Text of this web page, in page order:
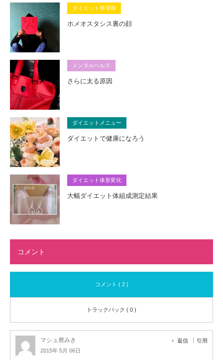
ダイエット停滞期
ホメオスタシス裏の顔
メンタルヘルス
さらに太る原因
ダイエットメニュー
ダイエットで健康になろう
ダイエット体形変化
大幅ダイエット体組成測定結果
コメント
コメント ( 2 )
トラックバック ( 0 )
マシュ麿みき
2015年 5月 06日
返信 引用